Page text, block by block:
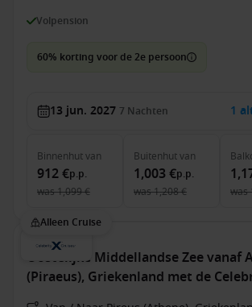
Volpension
60% korting voor de 2e persoon
13 jun. 2027 7 Nachten 1
Binnenhutvan
912 €p.p.
was1,099 €
Buitenhutvan
1,003 €p.p.
was1,208 €
was
Alleen Cruise
Oostelijke Middellandse Zee vanaf
(Piraeus), Griekenland met de